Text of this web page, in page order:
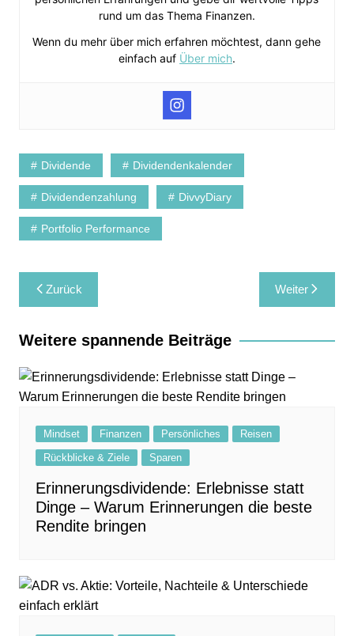
rund um das Thema Finanzen.
Wenn du mehr über mich erfahren möchtest, dann gehe
einfach auf Über mich.
Dividende Dividendenkalender
Dividendenzahlung DivvyDiary
Portfolio Performance
Beitragsnavigation
Zurück Weiter
Weitere spannende Beiträge
Mindset Finanzen Persönliches
Reisen
Rückblicke & Ziele
Sparen
Erinnerungsdividende: Erlebnisse statt
Dinge – Warum Erinnerungen die beste
Rendite bringen